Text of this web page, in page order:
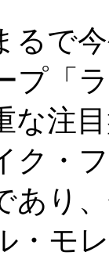
で
プ「
な注
・
あり
・モ